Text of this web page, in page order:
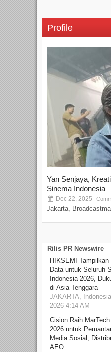
Profile
Yan Senjaya,
Sinema Indonesia
Dec 22, 2025
Jakarta,
Rilis PR Newswire
HIKSEMI
Data untuk Seluruh
Indonesia 2026,
di Asia Tenggara
JAKARTA,
2026 4:14 AM
Cision Raih
2026 untuk
Media Sosial,
AEO